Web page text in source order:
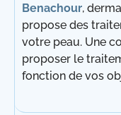
Benachour,
propose des
votre peau. Une
proposer le
fonction de vos